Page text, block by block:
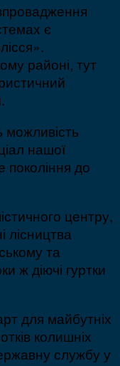
є
районі, тут
можливість
нашої
покоління до
центру,
лісництва
та
ж діючі гуртки
для майбутніх
колишніх
службу у